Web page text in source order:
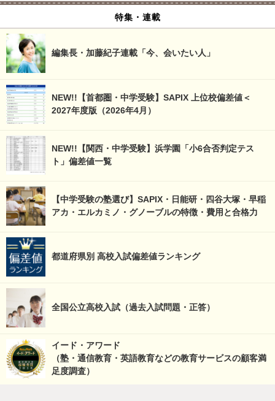
特集・連載
編集長・加藤紀子連載「今、会いたい人」
NEW!!【首都圏・中学受験】SAPIX 上位校偏差値＜
2027年度版（2026年4月）
NEW!!【関西・中学受験】浜学園「小6合否判定テス
ト」偏差値一覧
【中学受験の塾選び】SAPIX・日能研・四谷大塚・早稲
アカ・エルカミノ・グノーブルの特徴・費用と合格力
都道府県別 高校入試偏差値ランキング
全国公立高校入試（過去入試問題・正答）
イード・アワード
（塾・通信教育・英語教育などの教育サービスの顧客満
足度調査）